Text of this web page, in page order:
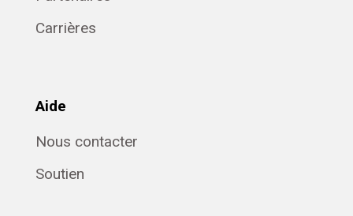
Carrières
Aide
Nous contacter
Soutien